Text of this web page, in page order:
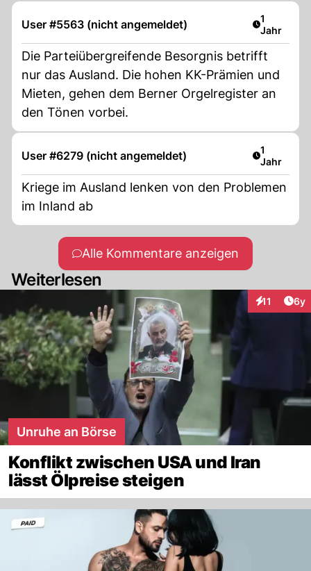
User #5563 (nicht angemeldet) Artikel
1
Jahr
Die Parteiübergreifende Besorgnis betrifft
nur das Ausland. Die hohen KK-Prämien und
Mieten, gehen dem Berner Orgelregister an
den Tönen vorbei.
User #6279 (nicht angemeldet) Artikel
1
Jahr
Kriege im Ausland lenken von den Problemen
im Inland ab
Alle Kommentare anzeigen
Weiterlesen
11 6y
Unruhe an Börse
Konflikt zwischen USA und Iran
lässt Ölpreise steigen